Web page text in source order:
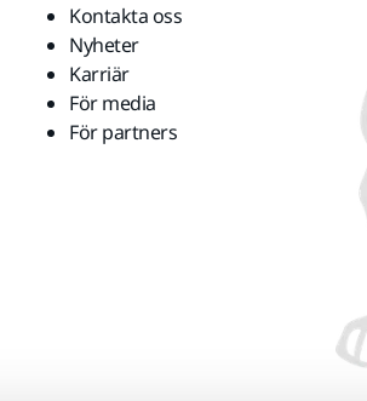
Kontakta oss
Nyheter
Karriär
För media
För partners